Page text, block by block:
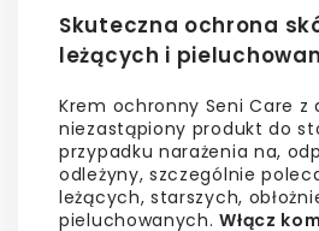
Skuteczna ochrona
leżących i
Krem ochronny Seni Care z
niezastąpiony produkt do
przypadku narażenia na,
odleżyny, szczególnie
leżących, starszych,
pieluchowanych.Włącz